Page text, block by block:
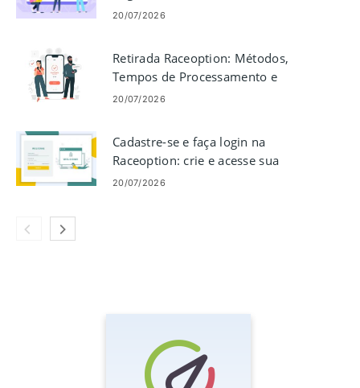
negociar
20/07/2026
Retirada Raceoption: Métodos,
Tempos de Processamento e
Limites
20/07/2026
Cadastre-se e faça login na
Raceoption: crie e acesse sua
conta
20/07/2026